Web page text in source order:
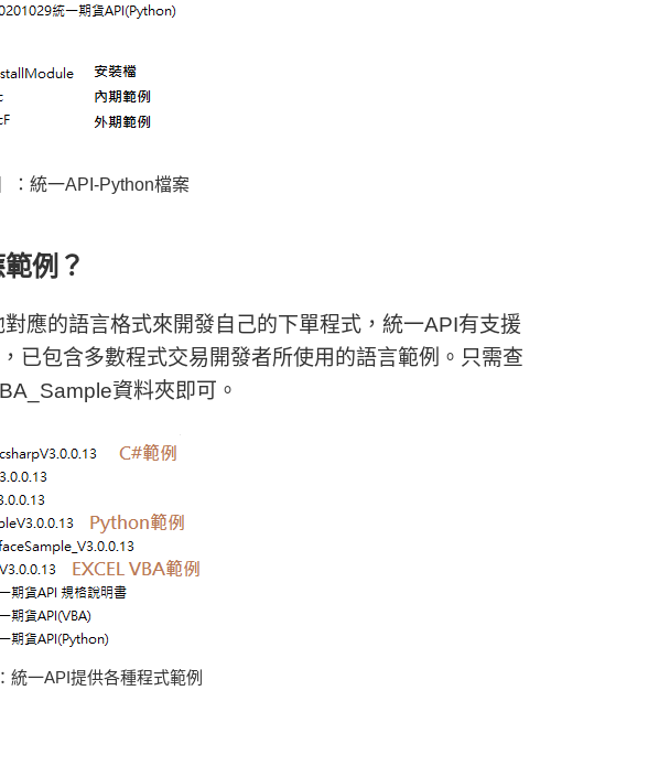
：統一API-Python檔案
例？
應的語言格式來開發自己的下單程式，統一API有支援
已包含多數程式交易開發者所使用的語言範例。只需查
資料夾即可。
統一API提供各種程式範例